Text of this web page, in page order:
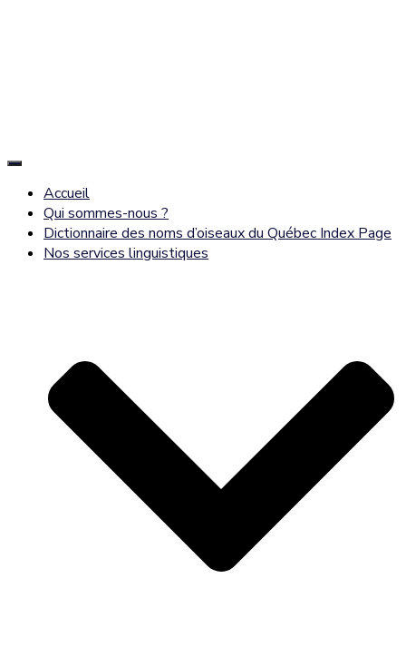
Déplier
navigationAccueil
Qui sommes-nous ?
Dictionnaire des noms d’oiseaux du Québec Index Page
Nos services linguistiques